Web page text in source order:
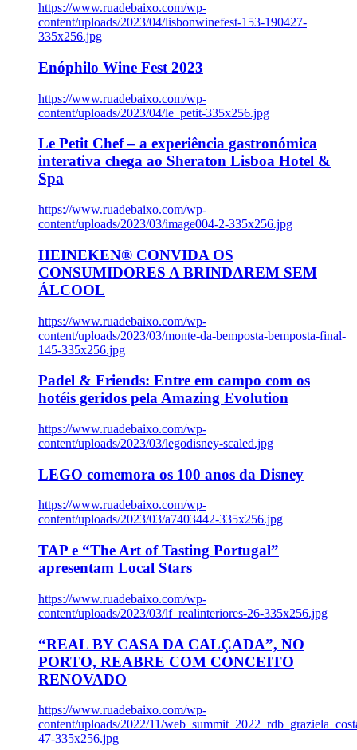
https://www.ruadebaixo.com/wp-
content/uploads/2023/04/lisbonwinefest-153-190427-
335x256.jpg
Enóphilo Wine Fest 2023
https://www.ruadebaixo.com/wp-
content/uploads/2023/04/le_petit-335x256.jpg
Le Petit Chef – a experiência gastronómica
interativa chega ao Sheraton Lisboa Hotel &
Spa
https://www.ruadebaixo.com/wp-
content/uploads/2023/03/image004-2-335x256.jpg
HEINEKEN® CONVIDA OS
CONSUMIDORES A BRINDAREM SEM
ÁLCOOL
https://www.ruadebaixo.com/wp-
content/uploads/2023/03/monte-da-bemposta-bemposta-final-
145-335x256.jpg
Padel & Friends: Entre em campo com os
hotéis geridos pela Amazing Evolution
https://www.ruadebaixo.com/wp-
content/uploads/2023/03/legodisney-scaled.jpg
LEGO comemora os 100 anos da Disney
https://www.ruadebaixo.com/wp-
content/uploads/2023/03/a7403442-335x256.jpg
TAP e “The Art of Tasting Portugal”
apresentam Local Stars
https://www.ruadebaixo.com/wp-
content/uploads/2023/03/lf_realinteriores-26-335x256.jpg
“REAL BY CASA DA CALÇADA”, NO
PORTO, REABRE COM CONCEITO
RENOVADO
https://www.ruadebaixo.com/wp-
content/uploads/2022/11/
47-335x256.jpg